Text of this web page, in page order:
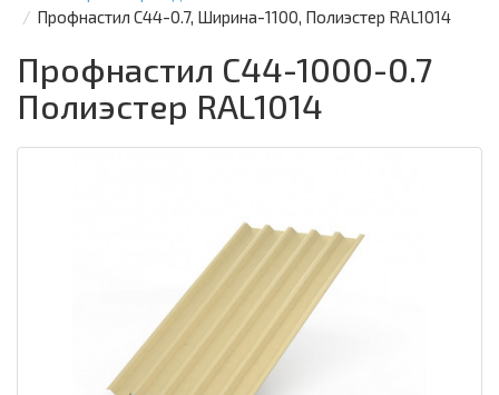
Профнастил С44-0.7, Ширина-1100, Полиэстер RAL1014
Профнастил С44-1000-0.7
Полиэстер RAL1014